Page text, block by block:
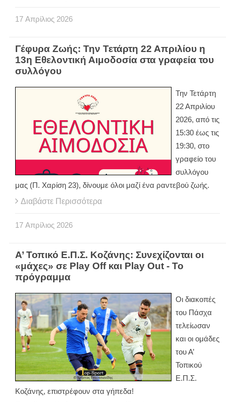
17 Απρίλιος 2026
Γέφυρα Ζωής: Την Τετάρτη 22 Απριλίου η
13η Εθελοντική Αιμοδοσία στα γραφεία του
συλλόγου
Την Τετάρτη
22 Απριλίου
2026, από τις
15:30 έως τις
19:30, στο
γραφείο του
συλλόγου
μας (Π. Χαρίση 23), δίνουμε όλοι μαζί ένα ραντεβού ζωής.
Διαβάστε Περισσότερα
17 Απρίλιος 2026
Α’ Τοπικό Ε.Π.Σ. Κοζάνης: Συνεχίζονται οι
«μάχες» σε Play Off και Play Out - Το
πρόγραμμα
Οι διακοπές
του Πάσχα
τελείωσαν
και οι ομάδες
του Α’
Τοπικού
Ε.Π.Σ.
Κοζάνης, επιστρέφουν στα γήπεδα!